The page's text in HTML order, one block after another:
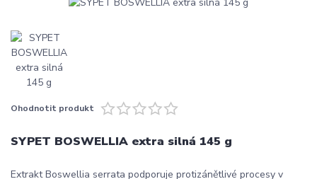
Ohodnotit produkt
SYPET BOSWELLIA extra silná 145 g
Extrakt Boswellia serrata podporuje protizánětlivé procesy v